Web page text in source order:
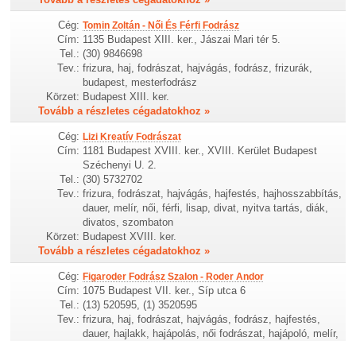
Cég: Tomin Zoltán - Női És Férfi Fodrász
Cím: 1135 Budapest XIII. ker., Jászai Mari tér 5.
Tel.: (30) 9846698
Tev.: frizura, haj, fodrászat, hajvágás, fodrász, frizurák,
budapest, mesterfodrász
Körzet: Budapest XIII. ker.
Tovább a részletes cégadatokhoz »
Cég: Lizi Kreatív Fodrászat
Cím: 1181 Budapest XVIII. ker., XVIII. Kerület Budapest
Széchenyi U. 2.
Tel.: (30) 5732702
Tev.: frizura, fodrászat, hajvágás, hajfestés, hajhosszabbítás,
dauer, melír, női, férfi, lisap, divat, nyitva tartás, diák,
divatos, szombaton
Körzet: Budapest XVIII. ker.
Tovább a részletes cégadatokhoz »
Cég: Figaroder Fodrász Szalon - Roder Andor
Cím: 1075 Budapest VII. ker., Síp utca 6
Tel.: (13) 520595, (1) 3520595
Tev.: frizura, haj, fodrászat, hajvágás, fodrász, hajfestés,
dauer, hajlakk, hajápolás, női fodrászat, hajápoló, melír,